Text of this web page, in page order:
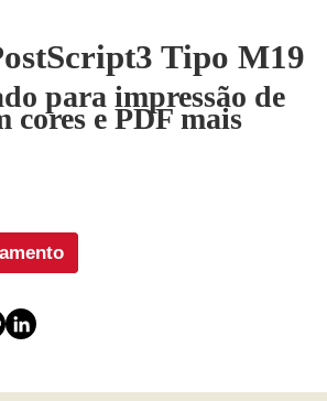
Tipo M19
para impressão de
cores e PDF mais